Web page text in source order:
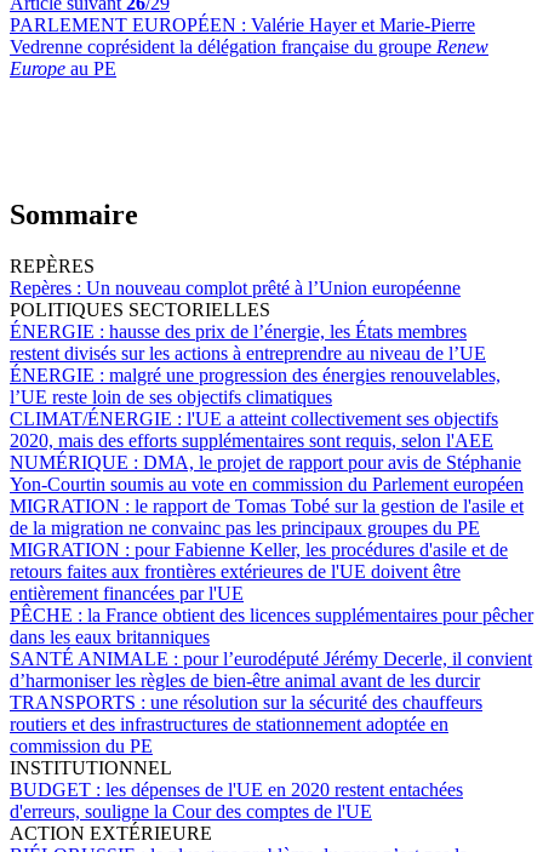
PARLEMENT EUROPÉEN : Valérie Hayer et Marie-Pierre
Vedrenne coprésident la délégation française du groupe Renew
Europe au PE
Sommaire
REPÈRES
Repères : Un nouveau complot prêté à l’Union européenne
POLITIQUES SECTORIELLES
ÉNERGIE : hausse des prix de l’énergie, les États membres
restent divisés sur les actions à entreprendre au niveau de l’UE
ÉNERGIE : malgré une progression des énergies renouvelables,
l’UE reste loin de ses objectifs climatiques
CLIMAT/ÉNERGIE : l'UE a atteint collectivement ses objectifs
2020, mais des efforts supplémentaires sont requis, selon l'AEE
NUMÉRIQUE : DMA, le projet de rapport pour avis de Stéphanie
Yon-Courtin soumis au vote en commission du Parlement européen
MIGRATION : le rapport de Tomas Tobé sur la gestion de l'asile et
de la migration ne convainc pas les principaux groupes du PE
MIGRATION : pour Fabienne Keller, les procédures d'asile et de
retours faites aux frontières extérieures de l'UE doivent être
entièrement financées par l'UE
PÊCHE : la France obtient des licences supplémentaires pour pêcher
dans les eaux britanniques
SANTÉ ANIMALE : pour l’eurodéputé Jérémy Decerle, il convient
d’harmoniser les règles de bien-être animal avant de les durcir
TRANSPORTS : une résolution sur la sécurité des chauffeurs
routiers et des infrastructures de stationnement adoptée en
commission du PE
INSTITUTIONNEL
BUDGET : les dépenses de l'UE en 2020 restent entachées
d'erreurs, souligne la Cour des comptes de l'UE
ACTION EXTÉRIEURE